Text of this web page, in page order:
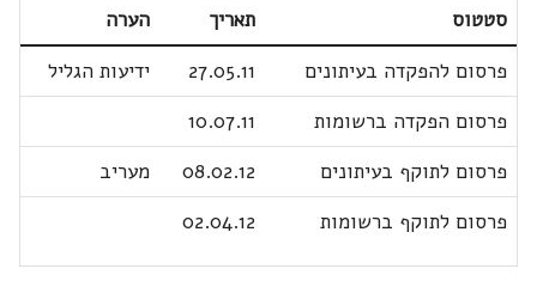
סטטוס תאריך
הערה
פרסום להפקדה בעיתונים
27.05.11
ידיעות הגליל
פרסום הפקדה ברשומות
10.07.11
פרסום לתוקף בעיתונים
08.02.12
מעריב
פרסום לתוקף ברשומות
02.04.12